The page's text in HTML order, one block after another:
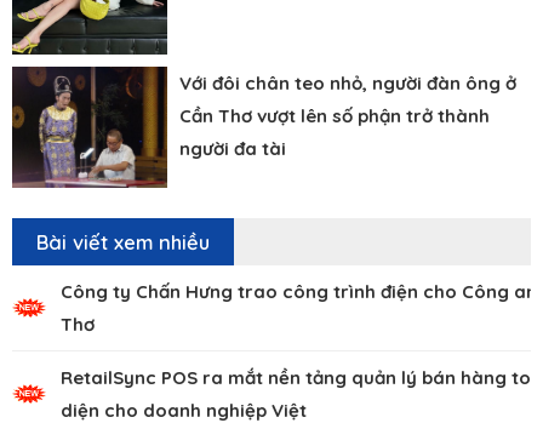
Với đôi chân teo nhỏ, người đàn ông ở
Cần Thơ vượt lên số phận trở thành
người đa tài
Bài viết xem nhiều
Công ty Chấn Hưng trao công trình điện cho Công an
Thơ
RetailSync POS ra mắt nền tảng quản lý bán hàng
diện cho doanh nghiệp Việt